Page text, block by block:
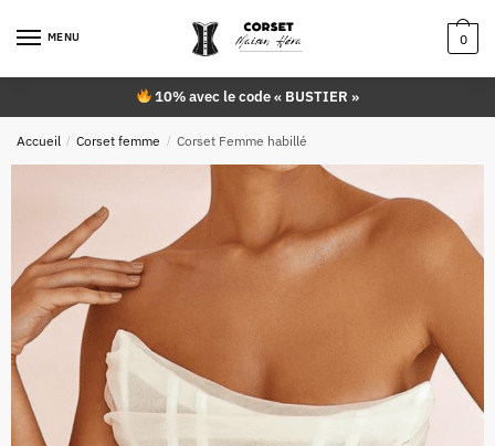
MENU 0
10% avec le code « BUSTIER »
Accueil / Corset femme / Corset Femme habillé